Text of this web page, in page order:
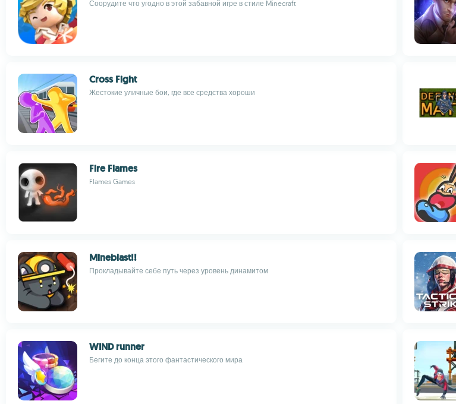
Соорудите что угодно в этой забавной игре в стиле Minecraft
Cross Fight
Жестокие уличные бои, где все средства хороши
Fire Flames
Flames Games
Mineblast!!
Прокладывайте себе путь через уровень динамитом
WIND runner
Бегите до конца этого фантастического мира